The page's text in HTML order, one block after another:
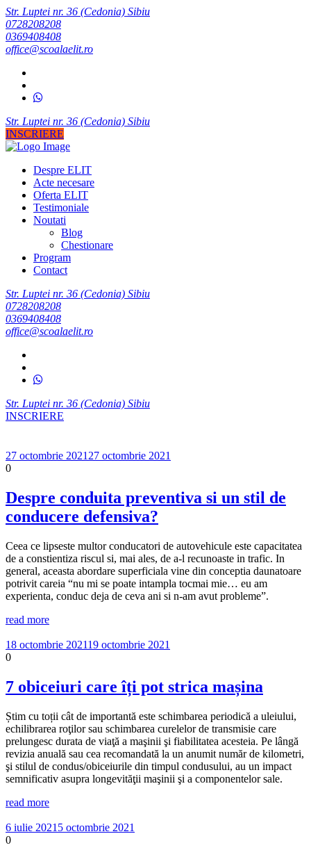
Str. Luptei nr. 36 (Cedonia) Sibiu
0728208208
0369408408
office@scoalaelit.ro
Str. Luptei nr. 36 (Cedonia) Sibiu
INSCRIERE
Despre ELIT
Acte necesare
Oferta ELIT
Testimoniale
Noutati
Blog
Chestionare
Program
Contact
Str. Luptei nr. 36 (Cedonia) Sibiu
0728208208
0369408408
office@scoalaelit.ro
Str. Luptei nr. 36 (Cedonia) Sibiu
INSCRIERE
27 octombrie 202127 octombrie 2021
0
Despre conduita preventiva si un stil de
conducere defensiva?
Ceea ce lipseste multor conducatori de autovehicule este capacitatea
de a constientiza riscul si, mai ales, de a-l recunoaste in trafic. In
general, aceasta abordare superficiala vine din conceptia daunatoare
potrivit careia “nu mi se poate intampla tocmai mie… eu am
experienta, conduc deja de ceva ani si n-am avut probleme”.
read more
18 octombrie 202119 octombrie 2021
0
7 obiceiuri care îți pot strica mașina
Știm cu toții cât de importantă este schimbarea periodică a uleiului,
echilibrarea roţilor sau schimbarea curelelor de transmisie care
prelungesc durata de viaţă a maşinii şi fiabilitatea acesteia. Pe lângă
revizia anuală sau cea recomandată la un anumit număr de kilometri,
şi stilul de condus/obiceiurile din timpul condusului, au un impact
semnificativ asupra longevităţii maşinii şi a componentelor sale.
read more
6 iulie 2021 5 octombrie 2021
0